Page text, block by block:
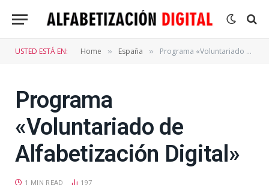
USTED ESTÁ EN: Home » España » Programa «Voluntariado de Alfabetización Digital»
Programa
«Voluntariado de
Alfabetización Digital»
1 MIN READ 197